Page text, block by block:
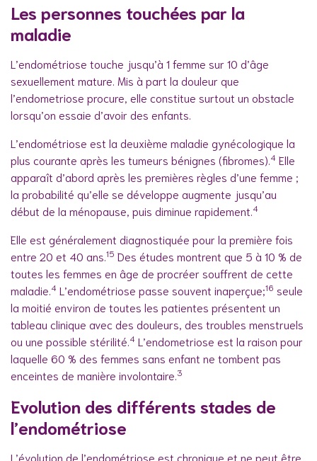
Les personnes touchées par la
maladie
L’endométriose touche jusqu’à 1 femme sur 10 d’âge
sexuellement mature. Mis à part la douleur que
l’endometriose procure, elle constitue surtout un obstacle
lorsqu’on essaie d’avoir des enfants.
L’endométriose est la deuxième maladie gynécologique la
plus courante après les tumeurs bénignes (fibromes). 4 Elle
apparaît d’abord après les premières règles d’une femme ;
la probabilité qu’elle se développe augmente jusqu’au
début de la ménopause, puis diminue rapidement. 4
Elle est généralement diagnostiquée pour la première fois
entre 20 et 40 ans. 15 Des études montrent que 5 à 10 % de
toutes les femmes en âge de procréer souffrent de cette
maladie. 4 L’endométriose passe souvent inaperçue;16 seule
la moitié environ de toutes les patientes présentent un
tableau clinique avec des douleurs, des troubles menstruels
ou une possible stérilité. 4 L’endometriose est la raison pour
laquelle 60 % des femmes sans enfant ne tombent pas
enceintes de manière involontaire. 3
Evolution des différents stades de
l’endométriose
L’évolution de l’endométriose est chronique et ne peut être